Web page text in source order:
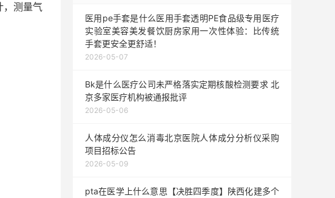
，测量气
医用pe手套是什么医用手套透明PE食品级专用医疗
实验室美容美发餐饮厨房家用一次性体验：比传统
手套更安全更舒适！
2026-05-07
Bk是什么医疗公司未严格落实定期核酸检测要求 北
京多家医疗机构被通报批评
2026-05-06
人体成分仪怎么消毒北京医院人体成分分析仪采购
项目招标公告
2026-05-09
pta在医学上什么意思【决胜四季度】陕西化建多个